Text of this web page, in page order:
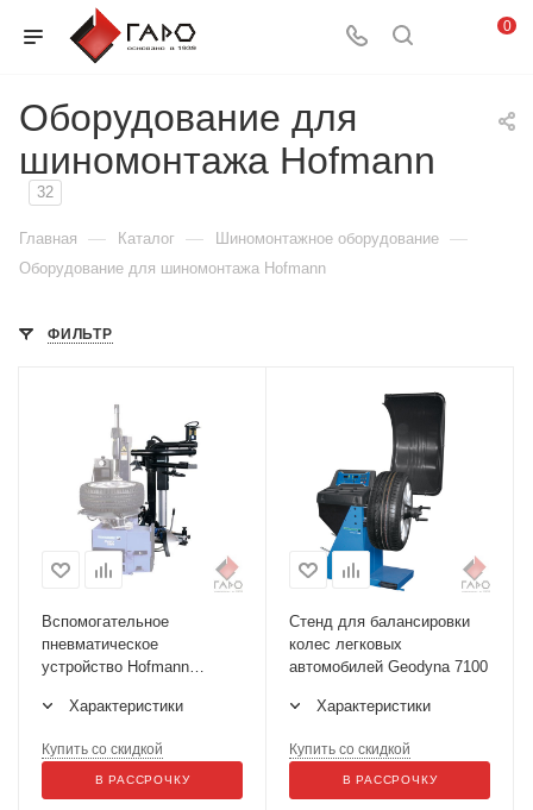
0
Оборудование для
шиномонтажа Hofmann
32
Главная — Каталог — Шиномонтажное оборудование —
Оборудование для шиномонтажа Hofmann
ФИЛЬТР
Вспомогательное
пневматическое
устройство Hofmann
рука")Характеристики
Купить со скидкой
В РАССРОЧКУ
Стенд для балансировки
колес легковых
автомобилей Geodyna 7100
Характеристики
Купить со скидкой
В РАССРОЧКУ